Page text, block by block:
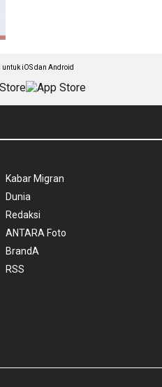
iOS dan Android
Kabar Migran
Dunia
Redaksi
ANTARA Foto
BrandA
RSS